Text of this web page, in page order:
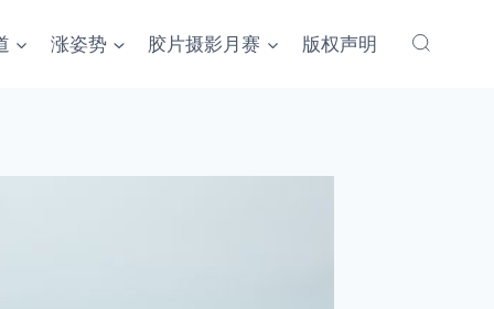
涨姿势 胶片摄影月赛 版权声明